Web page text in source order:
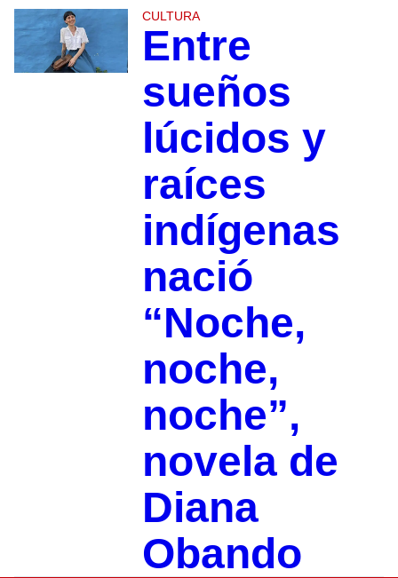
CULTURA
Entre
sueños
lúcidos y
raíces
indígenas
nació
“Noche,
noche,
noche”,
novela de
Diana
Obando